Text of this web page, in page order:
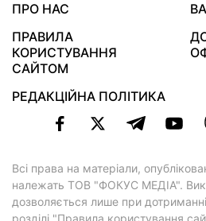
ПРО НАС
ПРАВИЛА
КОРИСТУВАННЯ
САЙТОМ
РЕДАКЦІЙНА ПОЛІТИКА
Всі права на матеріали,
належать ТОВ "ФОКУС МЕДІА".
дозволяється лише при